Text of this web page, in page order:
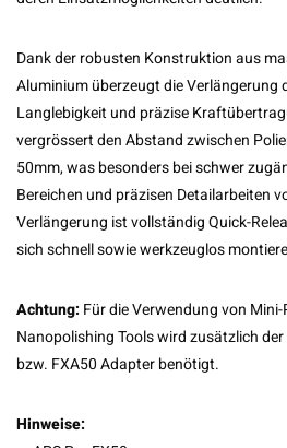
Dank der robusten Konstruktion aus
Aluminium überzeugt die Verlängerung
Langlebigkeit und präzise
vergrössert den Abstand zwischen
50mm, was besonders bei schwer
Bereichen und präzisen Detailarbeiten
Verlängerung ist vollständig Quick-
sich schnell sowie werkzeuglos
Achtung:Für die Verwendung von
Nanopolishing Tools wird zusätzlich
bzw. FXA50 Adapter benötigt.
Hinweise: